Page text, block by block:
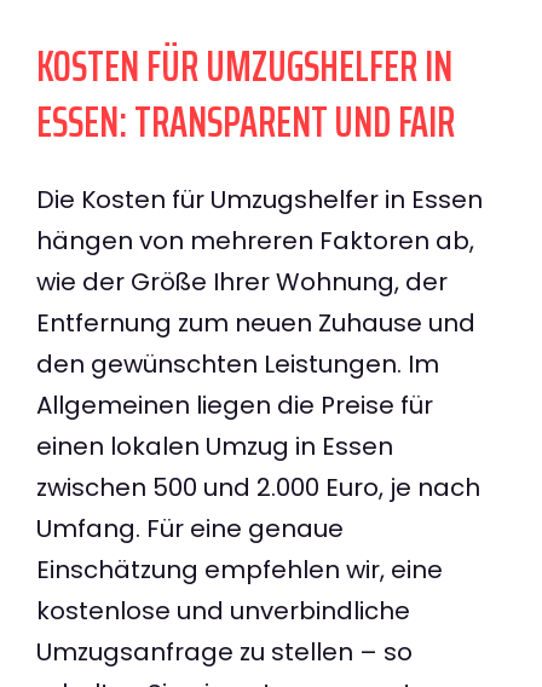
KOSTEN FÜR UMZUGSHELFER IN
ESSEN: TRANSPARENT UND FAIR
Die Kosten für Umzugshelfer in Essen
hängen von mehreren Faktoren ab,
wie der Größe Ihrer Wohnung, der
Entfernung zum neuen Zuhause und
den gewünschten Leistungen. Im
Allgemeinen liegen die Preise für
einen lokalen Umzug in Essen
zwischen 500 und 2.000 Euro, je nach
Umfang. Für eine genaue
Einschätzung empfehlen wir, eine
kostenlose und unverbindliche
Umzugsanfrage zu stellen – so